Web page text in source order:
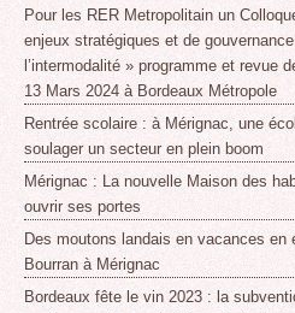
Pour les RER Metropolitain un
enjeux stratégiques et de
l’intermodalité » programme et revue
13 Mars 2024 à Bordeaux Métropole
Rentrée scolaire : à Mérignac, une
soulager un secteur en plein boom
Mérignac : La nouvelle Maison des
ouvrir ses portes
Des moutons landais en vacances en
Bourran à Mérignac
Bordeaux fête le vin 2023 : la